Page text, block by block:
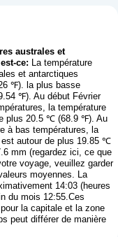
australes et
ce: La température
et antarctiques
℉). la plus basse
℉). Au début Février
la température
plus 20.5 ℃ (68.9 ℉). Au
à bas températures, la
est autour de plus 19.85 ℃
mm (regardez ici, ce que
voyage, veuillez garder
moyennes. La
14:03 (heures
du mois 12:55.Ces
la capitale et la zone
peut différer de manière